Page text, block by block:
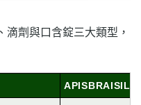
劑與口含錠三大類型，
APISBRAISIL